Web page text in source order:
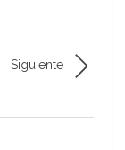
Siguiente